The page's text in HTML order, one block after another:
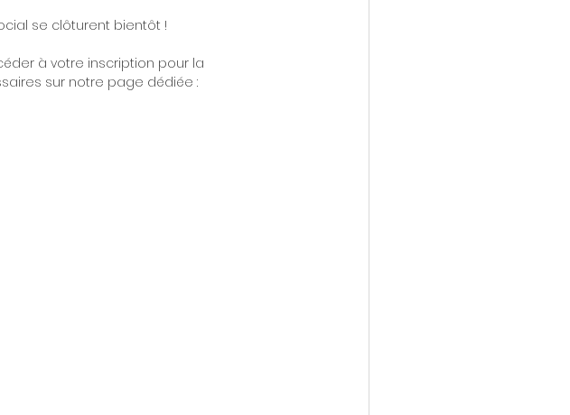
se clôturent bientôt !
à votre inscription pour la
sur notre page dédiée :